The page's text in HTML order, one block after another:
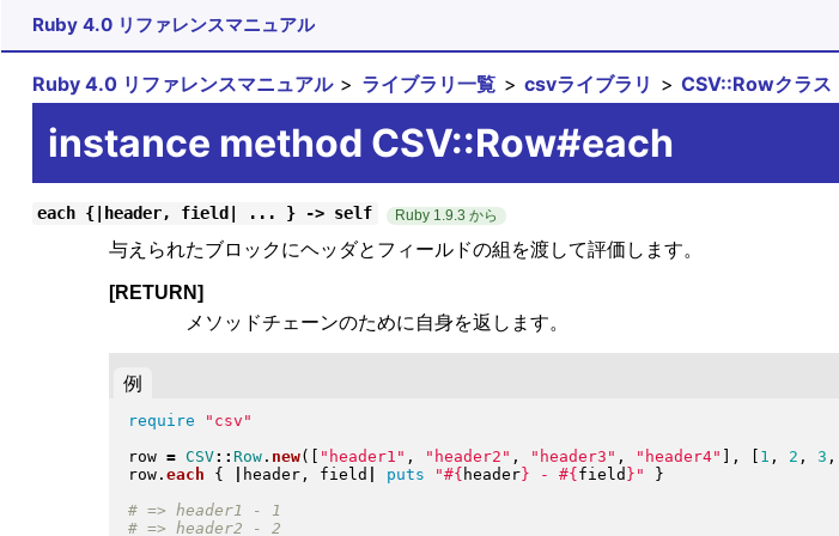
Ruby 4.0 リファレンスマニュアル
Ruby 4.0 リファレンスマニュアル ライブラリ一覧 csvライブラリ CSV::Rowクラス
instance method CSV::Row#each
each {|header, field| ... } -> self Ruby 1.9.3 から
与えられたブロックにヘッダとフィールドの組を渡して評価します。
[RETURN]
メソッドチェーンのために自身を返します。
例
require " csv "
row = CSV:: Row. new( " header1 " , " header2 " , " header3 " , " header4" , 1 , 2 , 3 ,
row. each { header, field puts "#{ header} - #{ field } "
}